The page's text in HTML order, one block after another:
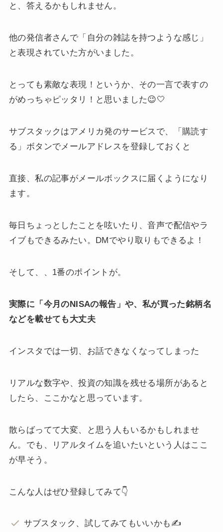
と、答えるかもしれません。
他の発信者さんで「自分の雑誌を持つような感じ」
と表現されていた方がいました。
とっても素敵な表現！というか、その一言で表すの
がめっちゃピッタリ！と思いました😉🤍
サブスタックはアメリカ発のサービスで、「購読す
る」ボタンでメールアドレスを登録しておくと
直接、私の記事がメールボックスに届くようになり
ます。
毎日ちょっとしたことを呟いたり、音声で配信やラ
イブもできるみたい。DMでやり取りもできるよ！
そして、、1番のポイントが。
実際に「今月のNISAの報告」や、私が買った銘柄名
などを載せても大丈夫
インスタでは一切、お話できなくなってしまった
リアルな数字や、投資の知識を残せる場所があると
したら、ここかなと思っています。
散らばってて大変、と思う人もいるかもしれませ
ん。でも、リアルタイムを追いたいという人はここ
が早そう。
こんな人はぜひ登録してみて👇
サブスタック、試してみてもいいかも✍️